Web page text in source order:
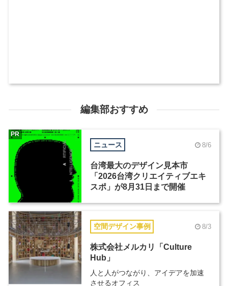
編集部おすすめ
ニュース 8/6
台湾最大のデザイン見本市
「2026台湾クリエイティブエキ
スポ」が8月31日まで開催
PR
空間デザイン事例 8/3
株式会社メルカリ「Culture
Hub」
人と人がつながり、アイデアを加速
させるオフィス